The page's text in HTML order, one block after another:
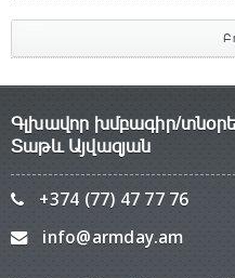
Գլխավոր խմբագիր/
Տաթև Այվազյան
+374 (77) 47 77 76
info@armday.am